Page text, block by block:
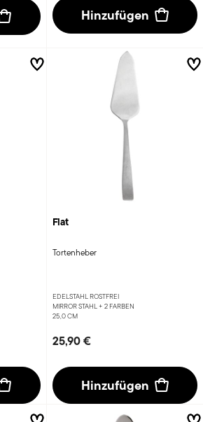
Hinzufügen
Flat
Tortenheber
EDELSTAHL ROSTFREI
MIRROR STAHL + 2 FARBEN
25,0 CM
25,90 €
Hinzufügen